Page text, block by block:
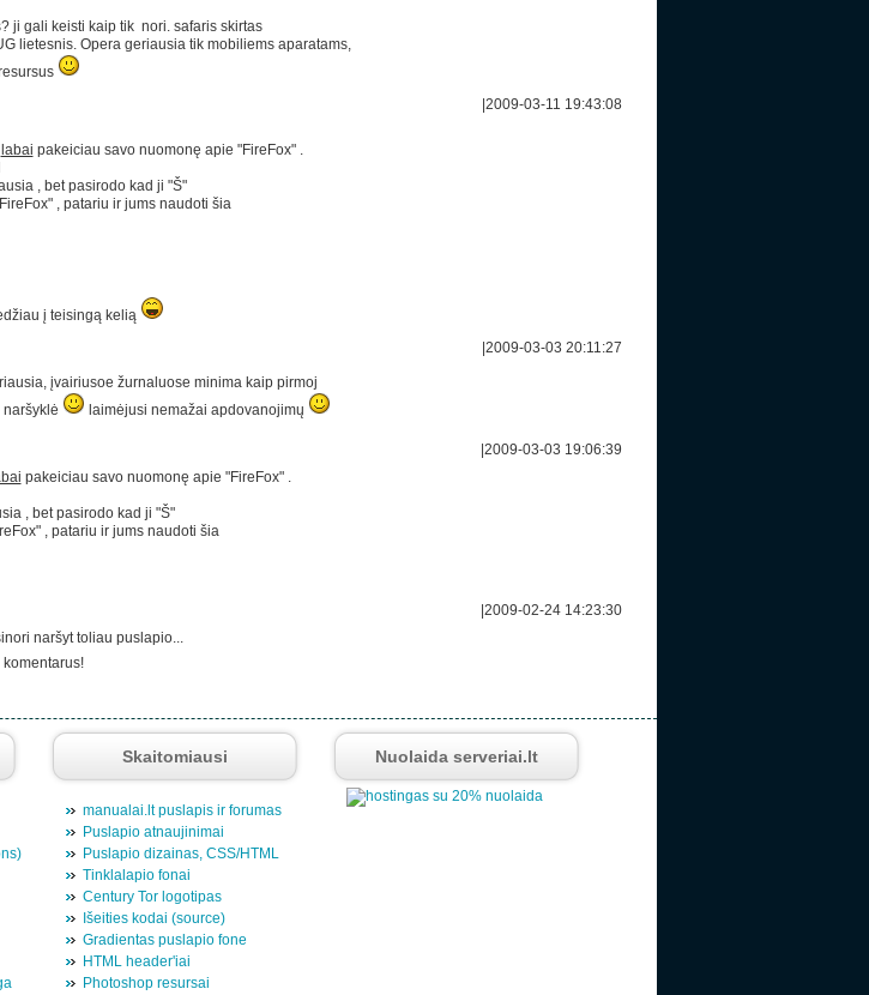
ji gali keisti kaip tik nori. safaris skirtas
lietesnis. Opera geriausia tik mobiliems aparatams,
2009-03-11 19:43:08
labai pakeiciau savo nuomonę apie "FireFox" .
, bet pasirodo kad ji "Š"
, patariu ir jums naudoti šia
į teisingą kelią
2009-03-03 20:11:27
įvairiusoe žurnaluose minima kaip pirmoj
laimėjusi nemažai apdovanojimų
2009-03-03 19:06:39
pakeiciau savo nuomonę apie "FireFox" .
, bet pasirodo kad ji "Š"
, patariu ir jums naudoti šia
2009-02-24 14:23:30
naršyt toliau puslapio...
Skaitomiausi
manualai.lt puslapis ir forumas
Puslapio atnaujinimai
Puslapio dizainas, CSS/HTML
Tinklalapio fonai
Century Tor logotipas
Išeities kodai (source)
Gradientas puslapio fone
HTML header'iai
Photoshop resursai
Nuolaida serveriai.lt